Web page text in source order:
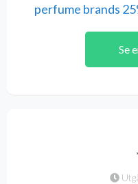
perfume brands
Se